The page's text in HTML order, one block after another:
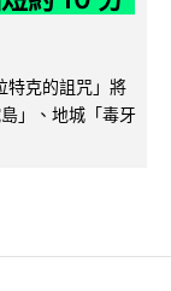
特克的詛咒」將
」、地城「毒牙